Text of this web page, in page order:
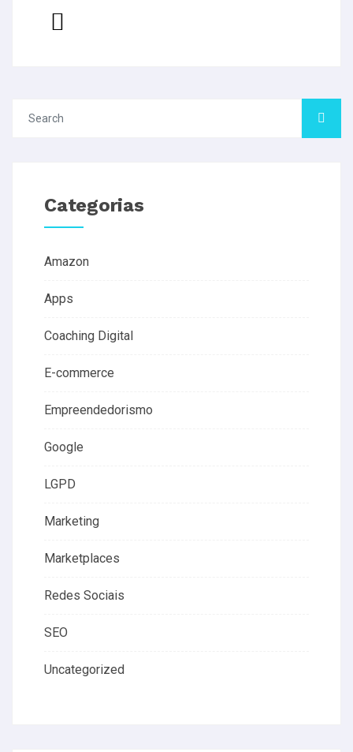
Categorias
Amazon
Apps
Coaching Digital
E-commerce
Empreendedorismo
Google
LGPD
Marketing
Marketplaces
Redes Sociais
SEO
Uncategorized